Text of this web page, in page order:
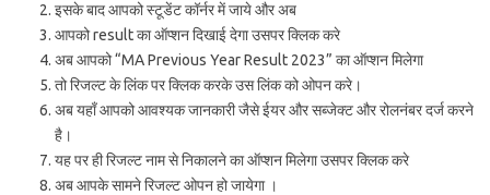
इसके बाद आपको स्टूडेंट कॉर्नर में जाये और अब
आपको result का ऑप्शन दिखाई देगा उसपर क्लिक करे
अब आपको “MA Previous Year Result 2023” का ऑप्शन मिलेगा
तो रिजल्ट के लिंक पर क्लिक करके उस लिंक को ओपन करे।
अब यहाँ आपको आवश्यक जानकारी जैसे ईयर और सब्जेक्ट और रोलनंबर दर्ज करने
है।
यह पर ही रिजल्ट नाम से निकालने का ऑप्शन मिलेगा उसपर क्लिक करे
अब आपके सामने रिजल्ट ओपन हो जायेगा ।